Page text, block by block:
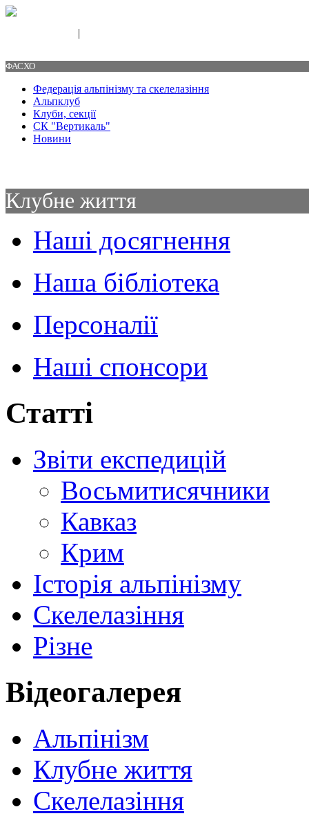
|
ФАСХО
Федерація альпінізму та скелелазіння
Альпклуб
Клуби, секції
СК "Вертикаль"
Новини
Клубне життя
Наші досягнення
Наша бібліотека
Персоналії
Наші спонсори
Статті
Звіти експедицій
Восьмитисячники
Кавказ
Крим
Історія альпінізму
Скелелазіння
Різне
Відеогалерея
Альпінізм
Клубне життя
Скелелазіння